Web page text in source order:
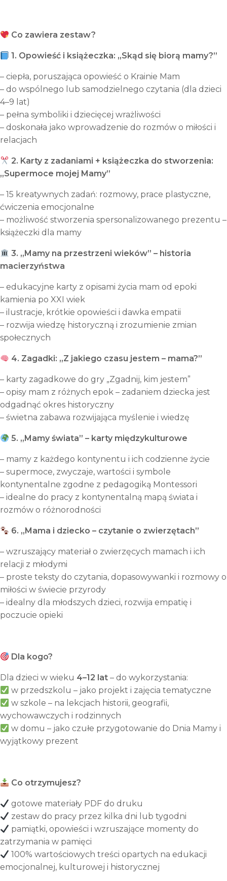
dzieci
12
lat
Co zawiera zestaw?
1. Opowieść i książeczka: „Skąd się biorą mamy?”
– ciepła, poruszająca opowieść o Krainie Mam
– do wspólnego lub samodzielnego czytania (dla dzieci
4–9 lat)
– pełna symboliki i dziecięcej wrażliwości
– doskonała jako wprowadzenie do rozmów o miłości i
relacjach
2. Karty z zadaniami + książeczka do stworzenia:
„Supermoce mojej Mamy”
– 15 kreatywnych zadań: rozmowy, prace plastyczne,
ćwiczenia emocjonalne
– możliwość stworzenia spersonalizowanego prezentu –
książeczki dla mamy
3. „Mamy na przestrzeni wieków” – historia
macierzyństwa
– edukacyjne karty z opisami życia mam od epoki
kamienia po XXI wiek
– ilustracje, krótkie opowieści i dawka empatii
– rozwija wiedzę historyczną i zrozumienie zmian
społecznych
4. Zagadki: „Z jakiego czasu jestem – mama?”
– karty zagadkowe do gry „Zgadnij, kim jestem”
– opisy mam z różnych epok – zadaniem dziecka jest
odgadnąć okres historyczny
– świetna zabawa rozwijająca myślenie i wiedzę
5. „Mamy świata” – karty międzykulturowe
– mamy z każdego kontynentu i ich codzienne życie
– supermoce, zwyczaje, wartości i symbole
kontynentalne zgodne z pedagogiką Montessori
– idealne do pracy z kontynentalną mapą świata i
rozmów o różnorodności
6. „Mama i dziecko – czytanie o zwierzętach”
– wzruszający materiał o zwierzęcych mamach i ich
relacji z młodymi
– proste teksty do czytania, dopasowywanki i rozmowy o
miłości w świecie przyrody
– idealny dla młodszych dzieci, rozwija empatię i
poczucie opieki
Dla kogo?
Dla dzieci w wieku 4–12 lat – do wykorzystania:
w przedszkolu – jako projekt i zajęcia tematyczne
w szkole – na lekcjach historii, geografii,
wychowawczych i rodzinnych
w domu – jako czułe przygotowanie do Dnia Mamy i
wyjątkowy prezent
Co otrzymujesz?
gotowe materiały PDF do druku
zestaw do pracy przez kilka dni lub tygodni
pamiątki, opowieści i wzruszające momenty do
zatrzymania w pamięci
100% wartościowych treści opartych na edukacji
emocjonalnej, kulturowej i historycznej